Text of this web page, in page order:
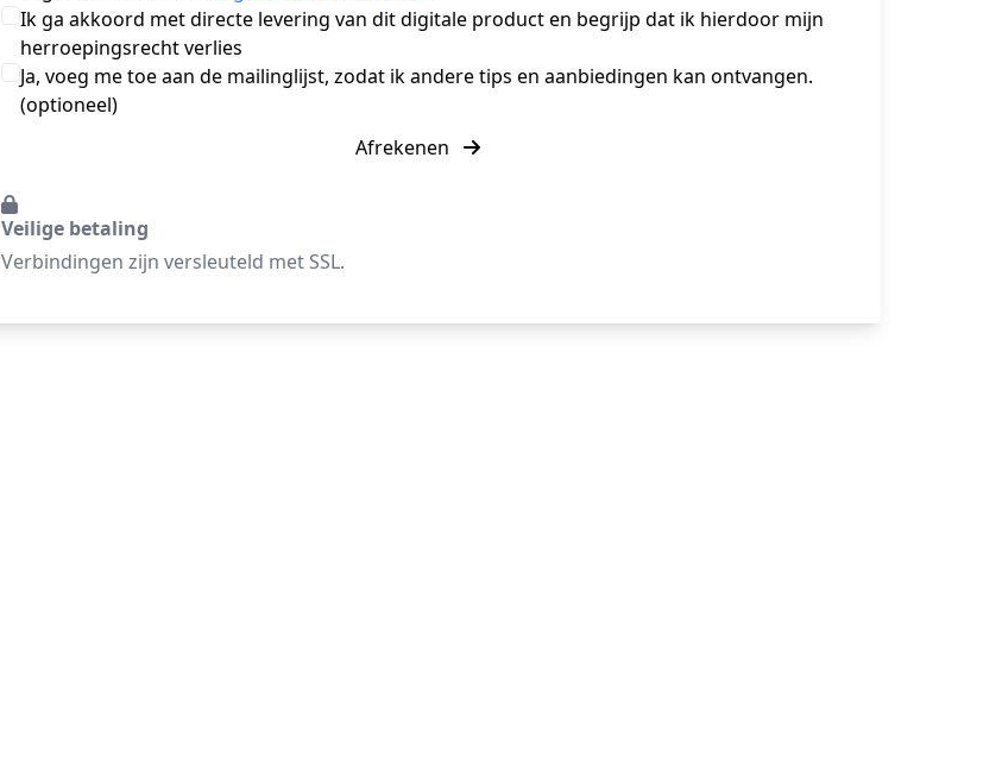
Ik ga akkoord met directe levering van dit digitale product en begrijp dat ik hierdoor mijn
herroepingsrecht verlies
Ja, voeg me toe aan de mailinglijst, zodat ik andere tips en aanbiedingen kan ontvangen.
(optioneel)
Afrekenen
Veilige betaling
Verbindingen zijn versleuteld met SSL.